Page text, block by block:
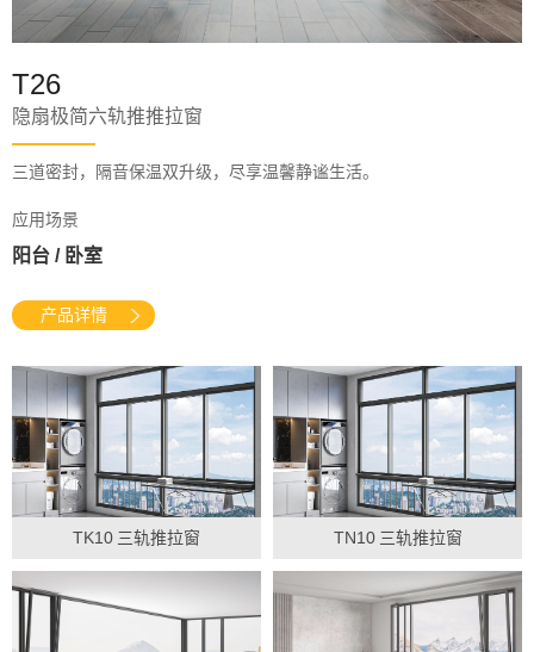
T26
隐扇极简六轨推推拉窗
三道密封，隔音保温双升级，尽享温馨静谧生活。
应用场景
阳台 / 卧室
产品详情
TK10 三轨推拉窗 TN10 三轨推拉窗